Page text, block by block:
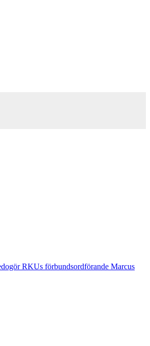
RKUs förbundsordförande Marcus